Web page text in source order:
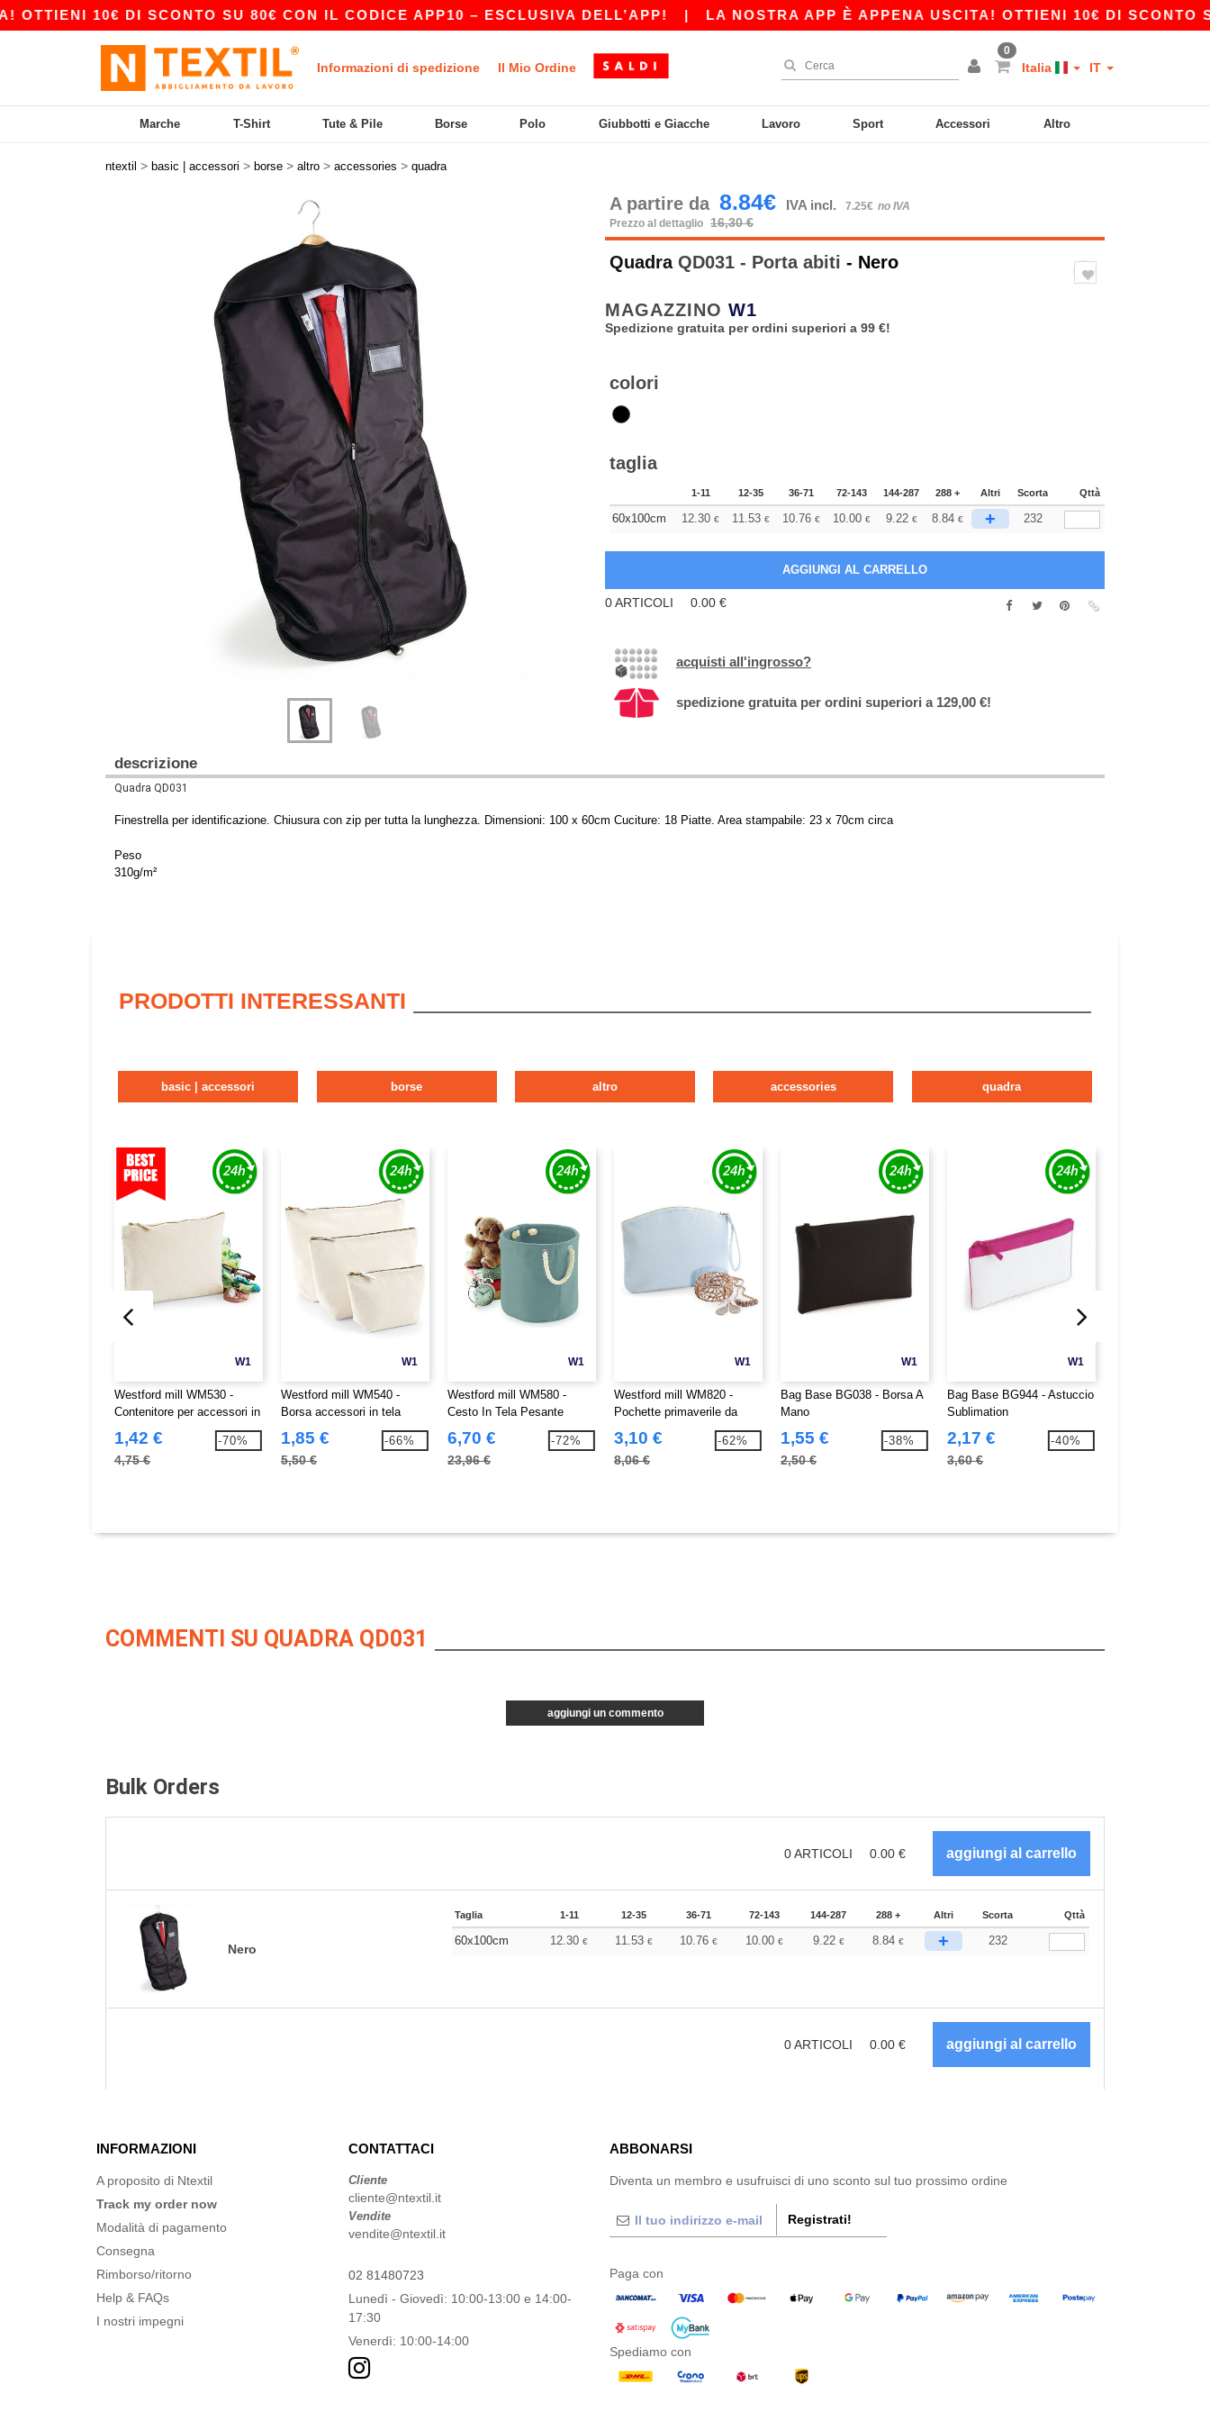
10€ DI SCONTO SU 80€ CON IL CODICE APP10 – ESCLUSIVA DELL’APP!| LA NOSTRA APP È APPENA USCITA! OTTIENI 10€ DI SCONTO SU
Informazioni di spedizione Il Mio Ordine
0
Italia IT
Marche T-Shirt Tute & Pile Borse Polo Giubbotti e Giacche Lavoro Sport Accessori Altro
ntextil > basic | accessori > borse > altro > accessories > quadra
A partire da 8.84€ IVA incl. 7.25€ no IVA
Prezzo al dettaglio 16,30 €
QuadraQD031 - Porta abiti - Nero
MAGAZZINO W1
Spedizione gratuita per ordini superiori a 99 €!
colori
taglia
1-11 12-35 36-71 72-143 144-287 288 + Altri Scorta Qttà
60x100cm 12.30 € 11.53 € 10.76 € 10.00 € 9.22 € 8.84 € + 232
0ARTICOLI 0.00 €
acquisti all'ingrosso?
spedizione gratuita per ordini superiori a 129,00 €!
descrizione
Quadra QD031
Finestrella per identificazione. Chiusura con zip per tutta la lunghezza. Dimensioni: 100 x 60cm Cuciture: 18 Piatte. Area stampabile: 23 x 70cm circa
Peso
310g/m²
PRODOTTI INTERESSANTI
basic | accessori borse altro accessories quadra
W1
Westford mill WM530 -
Contenitore per accessori in
tela
1,42 €
4,75 €
-70%
W1
Westford mill WM540 -
Borsa accessori in tela
1,85 €
5,50 €
-66%
W1
Westford mill WM580 -
Cesto In Tela Pesante
6,70 €
23,96 €
-72%
W1
Westford mill WM820 -
Pochette primaverile da
polso in cotone organico
EarthAware™
3,10 €
8,06 €
-62%
W1
Bag Base BG038 - Borsa A
Mano
1,55 €
2,50 €
-38%
W1
Bag Base BG944 - Astuccio
Sublimation
2,17 €
3,60 €
-40%
COMMENTI SU QUADRA QD031
aggiungi un commento
Bulk Orders
0ARTICOLI 0.00 €
Nero
Taglia 1-11 12-35 36-71 72-143 144-287 288 + Altri Scorta Qttà
60x100cm 12.30€ 11.53€ 10.76€ 10.00 € 9.22 € 8.84€ + 232
0ARTICOLI 0.00 €
INFORMAZIONI
A proposito di Ntextil
Track my order now
Modalità di pagamento
Consegna
Rimborso/ritorno
Help & FAQs
I nostri impegni
CONTATTACI
Cliente
cliente@ntextil.it
Vendite
vendite@ntextil.it
02 81480723
Lunedì - Giovedì: 10:00-13:00 e 14:00-
17:30
Venerdì: 10:00-14:00
ABBONARSI
Diventa un membro e usufruisci di uno sconto sul tuo prossimo ordine
Registrati!
Paga con
Spediamo con